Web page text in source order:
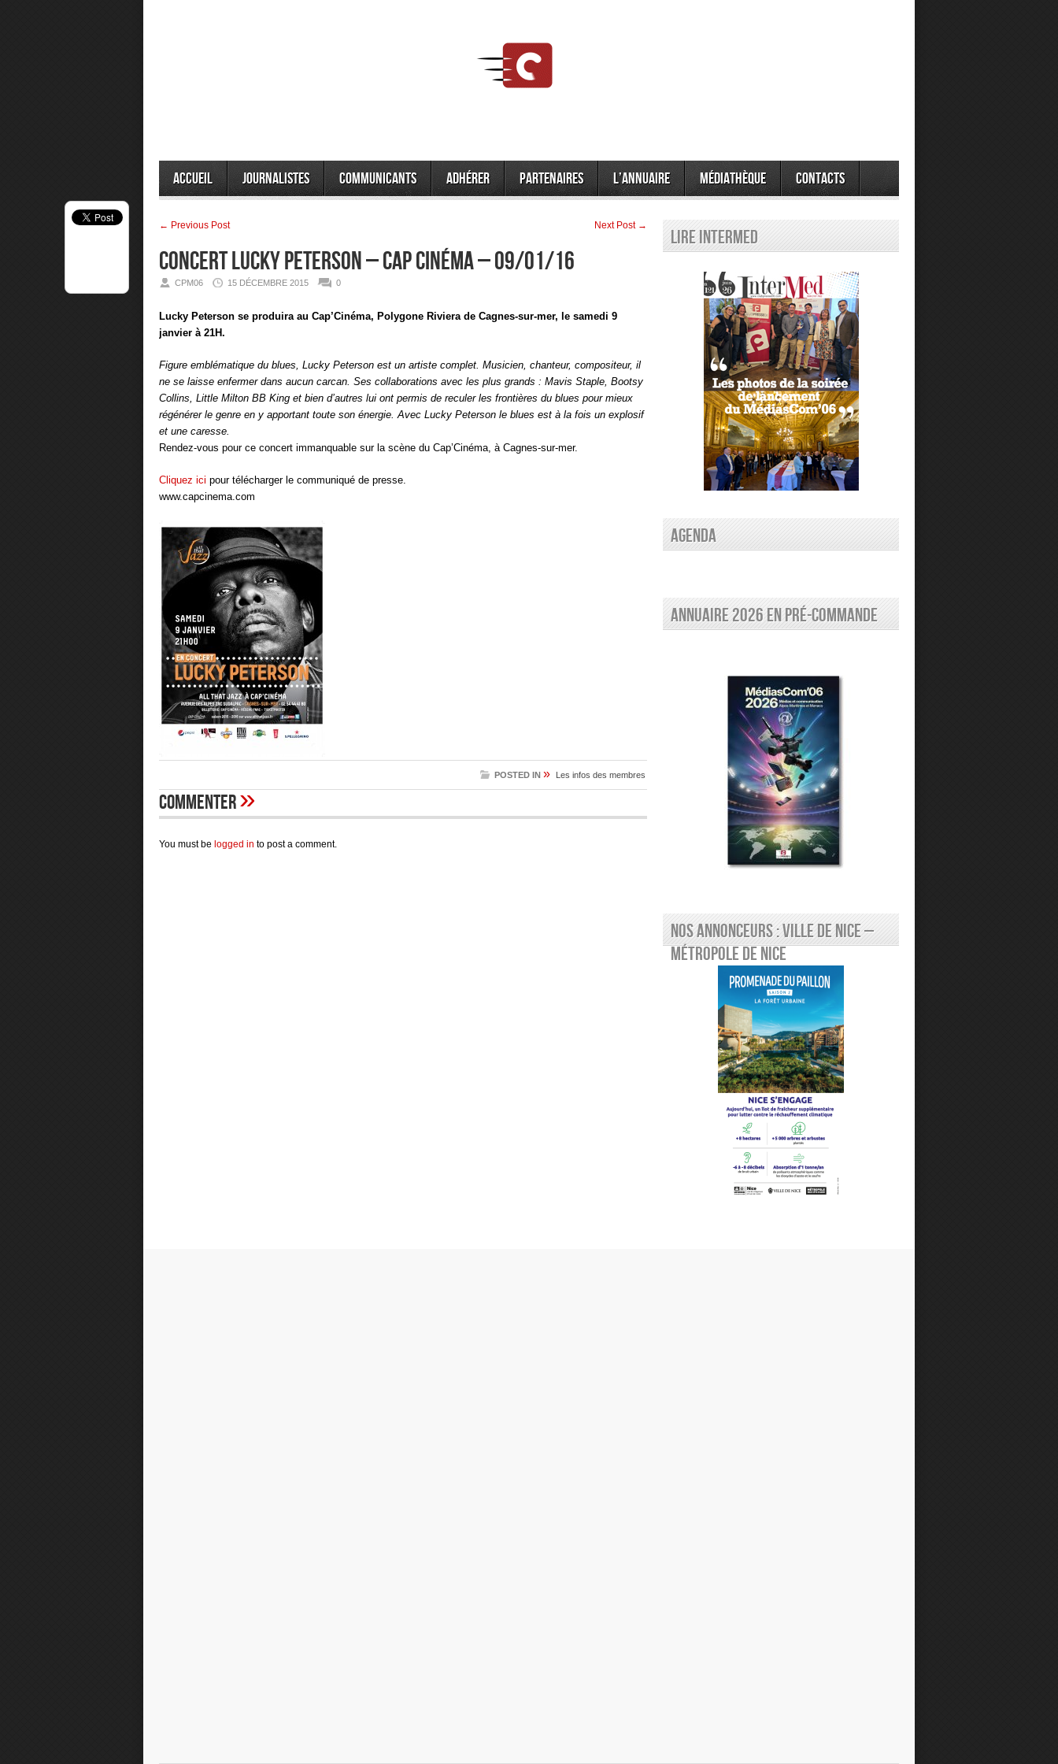
Accueil Journalistes Communicants Adhérer Partenaires L’annuaire Médiathèque Contacts
← Previous Post Next Post →
Concert LUCKY Peterson – CAP Cinéma – 09/01/16
CPM06 15 DÉCEMBRE 2015 0
Lucky Peterson se produira au Cap’Cinéma, Polygone Riviera de Cagnes-sur-mer, le samedi 9
janvier à 21H.
Figure emblématique du blues, Lucky Peterson est un artiste complet. Musicien, chanteur, compositeur, il
ne se laisse enfermer dans aucun carcan. Ses collaborations avec les plus grands : Mavis Staple, Bootsy
Collins, Little Milton BB King et bien d’autres lui ont permis de reculer les frontières du blues pour mieux
régénérer le genre en y apportant toute son énergie. Avec Lucky Peterson le blues est à la fois un explosif
et une caresse.
Rendez-vous pour ce concert immanquable sur la scène du Cap’Cinéma, à Cagnes-sur-mer.
Cliquez ici pour télécharger le communiqué de presse.
www.capcinema.com
POSTED IN » Les infos des membres
Commenter»
You must be logged in to post a comment.
Lire Intermed
AGENDA
Annuaire 2026 en pré-commande
Nos annonceurs : Ville de Nice –
Métropole de Nice